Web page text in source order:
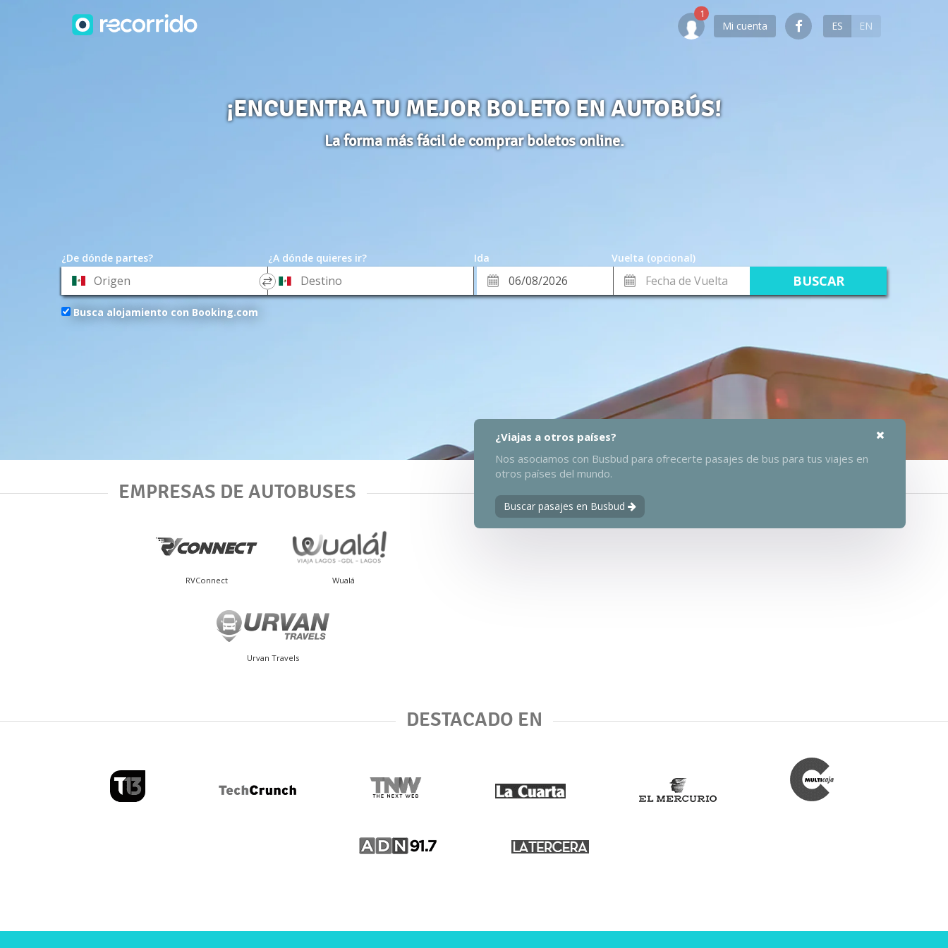
Mi cuenta ES EN
¡ENCUENTRA TU MEJOR BOLETO EN AUTOBÚS!
La forma más fácil de comprar boletos online.
¿De dónde partes? ¿A dónde quieres ir? Ida
Vuelta (opcional)
*
Origen
*
Destino
Fecha
Fecha
de
Busca alojamiento con Booking.com
¿Viajas a otros países?
Nos asociamos con Busbud para ofrecerte pasajes de bus para tus viajes en
otros países del mundo.
Buscar pasajes en Busbud
EMPRESAS DE AUTOBUSES
RVConnect Wualá
Urvan Travels
DESTACADO EN